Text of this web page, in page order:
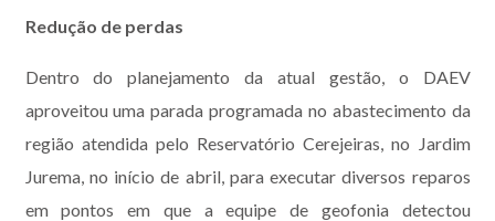
Redução de perdas
Dentro do planejamento da atual gestão, o DAEV
aproveitou uma parada programada no abastecimento da
região atendida pelo Reservatório Cerejeiras, no Jardim
Jurema, no início de abril, para executar diversos reparos
em pontos em que a equipe de geofonia detectou